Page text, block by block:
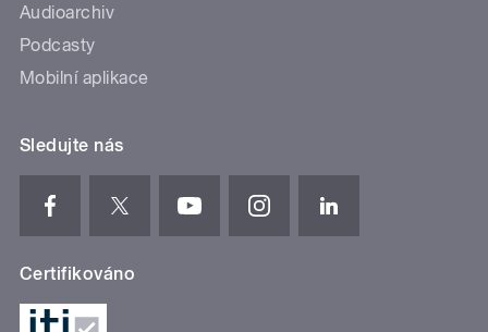
Audioarchiv
Podcasty
Mobilní aplikace
Sledujte nás
Certifikováno